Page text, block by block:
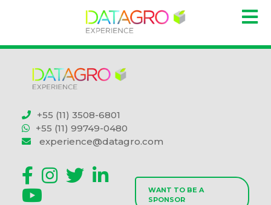
+55 (11) 3508-6801
+55 (11) 99749-0480
experience@datagro.com
WANT TO BE A
SPONSOR